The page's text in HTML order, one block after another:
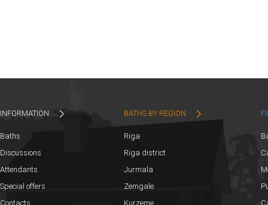
INFORMATION
Baths
Discussions
Attendants
Special offers
Contacts
BATHS BY REGION
Riga
Riga district
Jurmala
Zemgale
Kurzeme